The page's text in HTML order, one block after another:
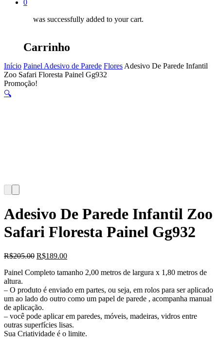
0
was successfully added to your cart.
Carrinho
Início Painel Adesivo de Parede Flores Adesivo De Parede Infantil
Zoo Safari Floresta Painel Gg932
Promoção!
🔍
Adesivo De Parede Infantil Zoo
Safari Floresta Painel Gg932
R$205.00 O
original
R$205.00.
R$189.00O
atual
R$189.00.
Painel Completo tamanho 2,00 metros de largura x 1,80 metros de
altura.
– O produto é enviado em partes, ou seja, em rolos para ser aplicado
um ao lado do outro como um papel de parede , acompanha manual
de aplicação.
– você pode aplicar em paredes, móveis, madeiras, vidros entre
outras superfícies lisas.
Sua Criatividade é o limite.